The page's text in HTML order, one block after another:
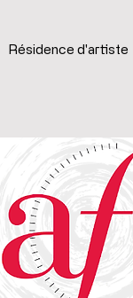
Résidence d'artiste